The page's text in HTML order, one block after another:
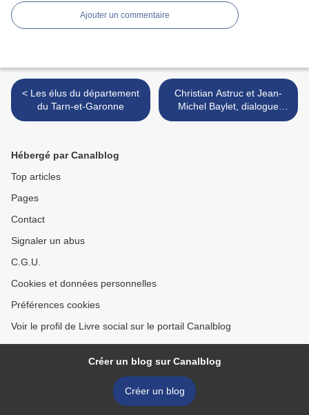
Ajouter un commentaire
< Les élus du département
du Tarn-et-Garonne
Christian Astruc et Jean-
Michel Baylet, dialogue
imaginaire >
Hébergé par Canalblog
Top articles
Pages
Contact
Signaler un abus
C.G.U.
Cookies et données personnelles
Préférences cookies
Voir le profil de Livre social sur le portail Canalblog
Créer un blog sur Canalblog
Créer un blog